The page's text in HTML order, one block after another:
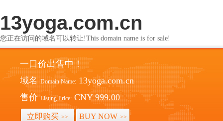
13yoga.com.cn
您正在访问的域名可以转让!This domain name is for sale!
一口价出售中！
域名 Domain Name: 13yoga.com.cn
售价 Listing Price: CNY 999.00
立即购买 >> BUY NOW >>